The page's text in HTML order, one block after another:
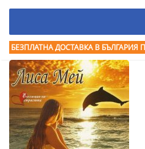
БЕЗПЛАТНА ДОСТАВКА В БЪЛГАРИЯ